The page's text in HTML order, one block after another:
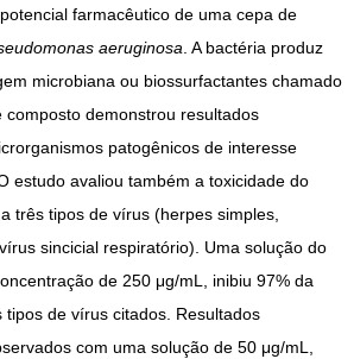
farmacêutico de uma cepa de
aeruginosa. A bactéria produz
microbiana ou biossurfactantes chamado
composto demonstrou resultados
patogênicos de interesse
estudo avaliou também a toxicidade do
três tipos de vírus (herpes simples,
sincicial respiratório). Uma solução do
de 250 μg/mL, inibiu 97% da
tipos de vírus citados. Resultados
com uma solução de 50 μg/mL,